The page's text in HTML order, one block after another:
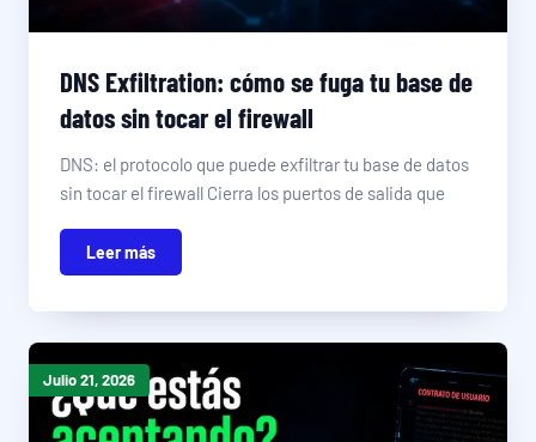
DNS Exfiltration: cómo se fuga tu base de
datos sin tocar el firewall
DNS: el protocolo que puede exfiltrar tu base de datos
sin tocar el firewall Cierra los puertos de salida que
Leer más
Julio 21, 2026